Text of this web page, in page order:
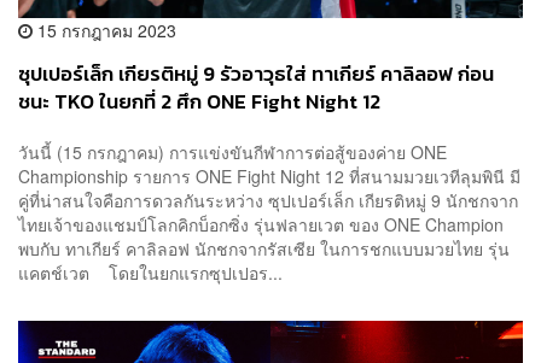
15 กรกฎาคม 2023
ซุปเปอร์เล็ก เกียรติหมู่ 9 รัวอาวุธใส่ ทาเกียร์ คาลิลอฟ ก่อน
ชนะ TKO ในยกที่ 2 ศึก ONE Fight Night 12
วันนี้ (15 กรกฎาคม) การแข่งขันกีฬาการต่อสู้ของค่าย ONE
Championship รายการ ONE Fight Night 12 ที่สนามมวยเวทีลุมพินี มี
คู่ที่น่าสนใจคือการดวลกันระหว่าง ซุปเปอร์เล็ก เกียรติหมู่ 9 นักชกจาก
ไทยเจ้าของแชมป์โลกคิกบ็อกซิ่ง รุ่นฟลายเวต ของ ONE Champion
พบกับ ทาเกียร์ คาลิลอฟ นักชกจากรัสเซีย ในการชกแบบมวยไทย รุ่น
แคตช์เวต โดยในยกแรกซุปเปอร...